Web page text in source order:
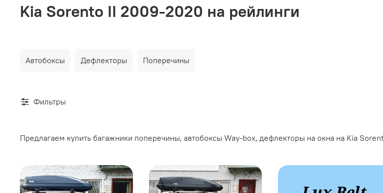
Kia Sorento II 2009-2020 на рейлинги
Автобоксы Дефлекторы Поперечины
Фильтры
Предлагаем купить багажники поперечины, автобоксы Way-box, дефлекторы на окна на Kia